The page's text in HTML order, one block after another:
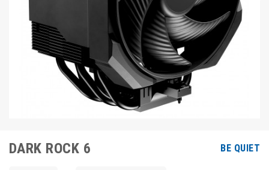
DARK ROCK 6 BE QUIET